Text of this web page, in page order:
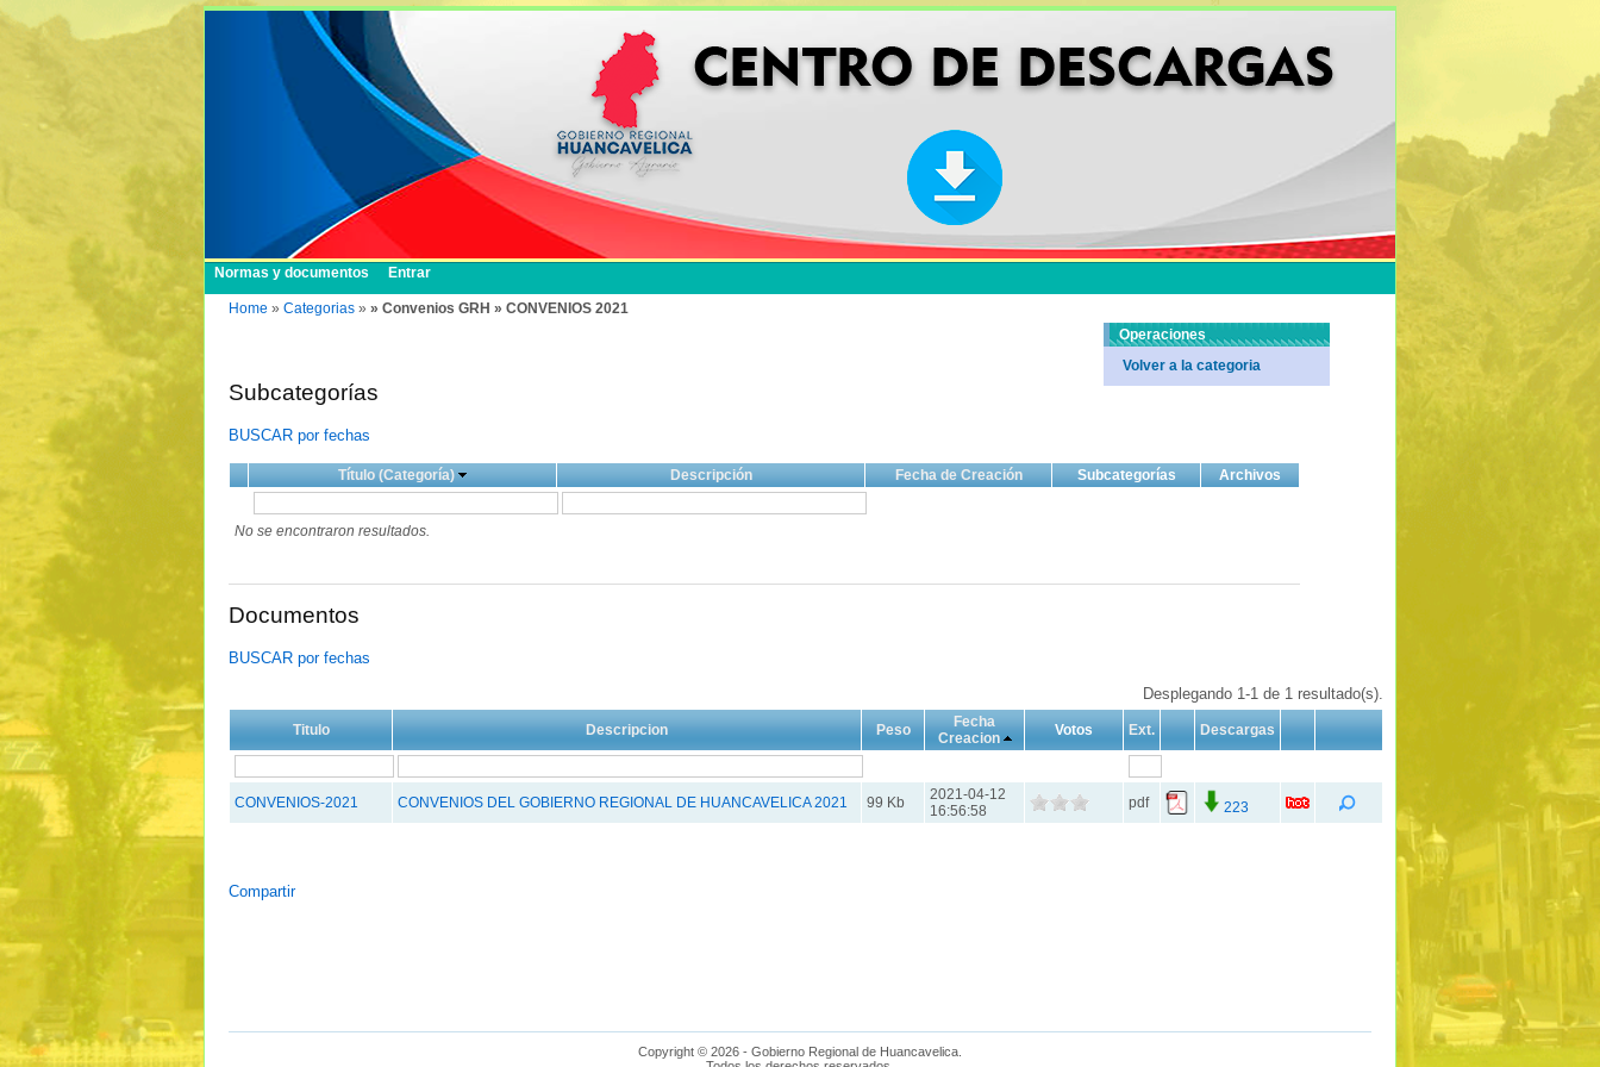
Normas y documentos Entrar
Home » Categorias » » Convenios GRH » CONVENIOS 2021
Subcategorías
BUSCAR por fechas
Título (Categoría) Descripción Fecha de Creación Subcategorías Archivos
No se encontraron resultados.
Documentos
BUSCAR por fechas
Desplegando 1-1 de 1 resultado(s).
Titulo Descripcion Peso
Fecha
Creacion
Votos Ext. Descargas
CONVENIOS-2021 CONVENIOS DEL GOBIERNO REGIONAL DE HUANCAVELICA 2021 99 Kb
2021-04-12
16:56:58
pdf 223
Compartir
Operaciones
Volver a la categoria
Copyright © 2026 - Gobierno Regional de Huancavelica.